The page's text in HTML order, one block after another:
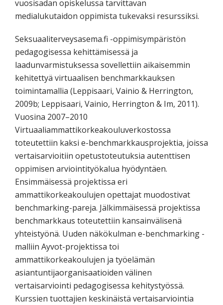
vuosisadan opiskelussa tarvittavan
medialukutaidon oppimista tukevaksi resurssiksi.
Seksuaaliterveysasema.fi -oppimisympäristön
pedagogisessa kehittämisessä ja
laadunvarmistuksessa sovellettiin aikaisemmin
kehitettyä virtuaalisen benchmarkkauksen
toimintamallia (Leppisaari, Vainio & Herrington,
2009b; Leppisaari, Vainio, Herrington & Im, 2011).
Vuosina 2007–2010
Virtuaaliammattikorkeakouluverkostossa
toteutettiin kaksi e-benchmarkkausprojektia, joissa
vertaisarvioitiin opetustoteutuksia autenttisen
oppimisen arviointityökalua hyödyntäen.
Ensimmäisessä projektissa eri
ammattikorkeakoulujen opettajat muodostivat
benchmarking-pareja. Jälkimmäisessä projektissa
benchmarkkaus toteutettiin kansainvälisenä
yhteistyönä. Uuden näkökulman e-benchmarking -
malliin Ayvot-projektissa toi
ammattikorkeakoulujen ja työelämän
asiantuntijaorganisaatioiden välinen
vertaisarviointi pedagogisessa kehitystyössä.
Kurssien tuottajien keskinäistä vertaisarviointia